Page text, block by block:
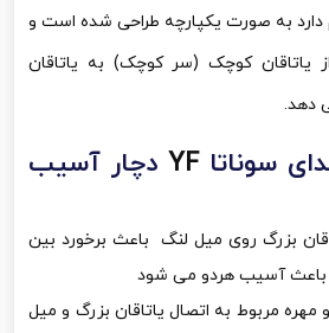
دارد به صورت یکپارچه طراحی شده است و
یاتاقان کوچک (سر کوچک) به یاتاقان
دهد.
سوناتاYF دچار آسیب
بزرگ روی میل لنگ باعث برخورد بین
باعث آسیب هردو می شود
مربوط به اتصال یاتاقان بزرگ و میل